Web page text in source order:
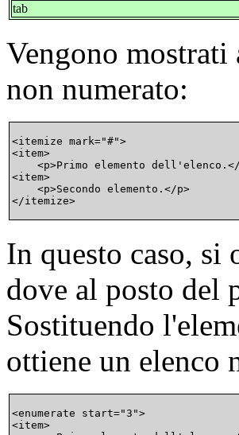
tab
Vengono mostrati
non numerato:
<itemize mark="#">
<item>
<p>Primo elemento
<item>
    <p>Secondo elemento.</p>
In questo caso, si
dove al posto del
Sostituendo
ottiene un elenco
<enumerate start="3">
<item>